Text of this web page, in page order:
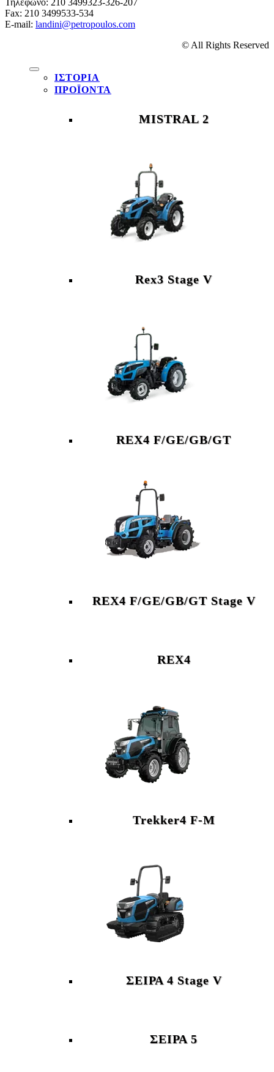
Fax: 210 3499533-534
Ε-mail: landini@petropoulos.com
© All Rights Reserved
ΙΣΤΟΡΙΑ
ΠΡΟΪΟΝΤΑ
MISTRAL 2
Rex3 Stage V
REX4 F/GE/GB/GT
REX4 F/GE/GB/GT Stage V
REX4
Trekker4 F-M
ΣΕΙΡΑ 4 Stage V
ΣΕΙΡΑ 5